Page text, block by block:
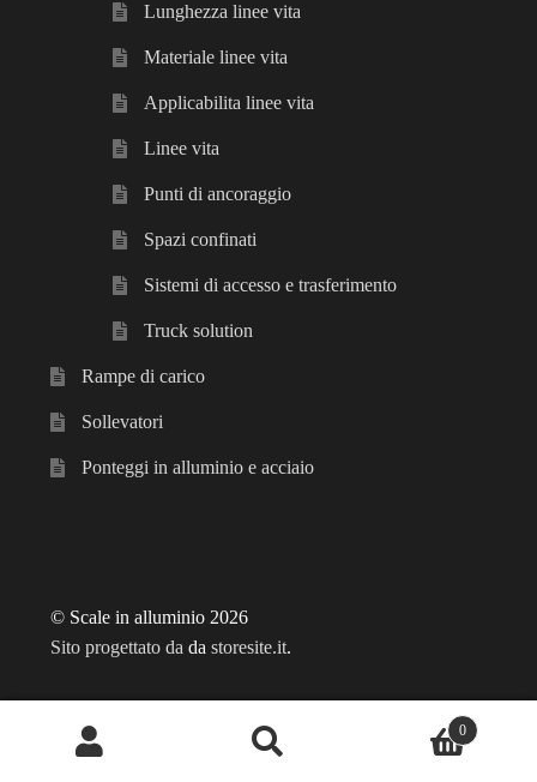
Lunghezza linee vita
Materiale linee vita
Applicabilita linee vita
Linee vita
Punti di ancoraggio
Spazi confinati
Sistemi di accesso e trasferimento
Truck solution
Rampe di carico
Sollevatori
Ponteggi in alluminio e acciaio
© Scale in alluminio 2026
Sito progettato da da storesite.it.
0